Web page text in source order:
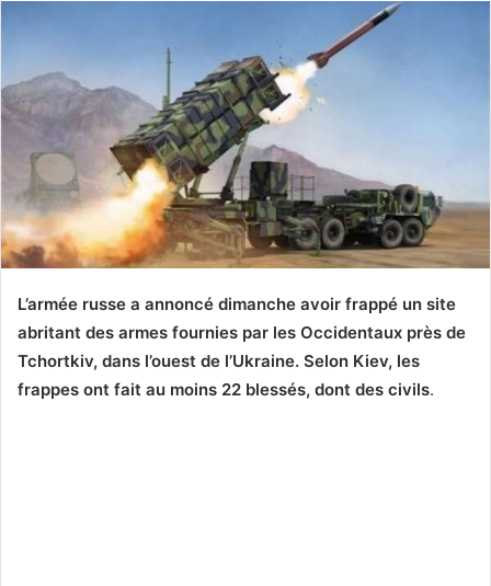
L’armée russe a annoncé dimanche avoir frappé un site
abritant des armes fournies par les Occidentaux près de
Tchortkiv, dans l’ouest de l’Ukraine. Selon Kiev, les
frappes ont fait au moins 22 blessés, dont des civils.